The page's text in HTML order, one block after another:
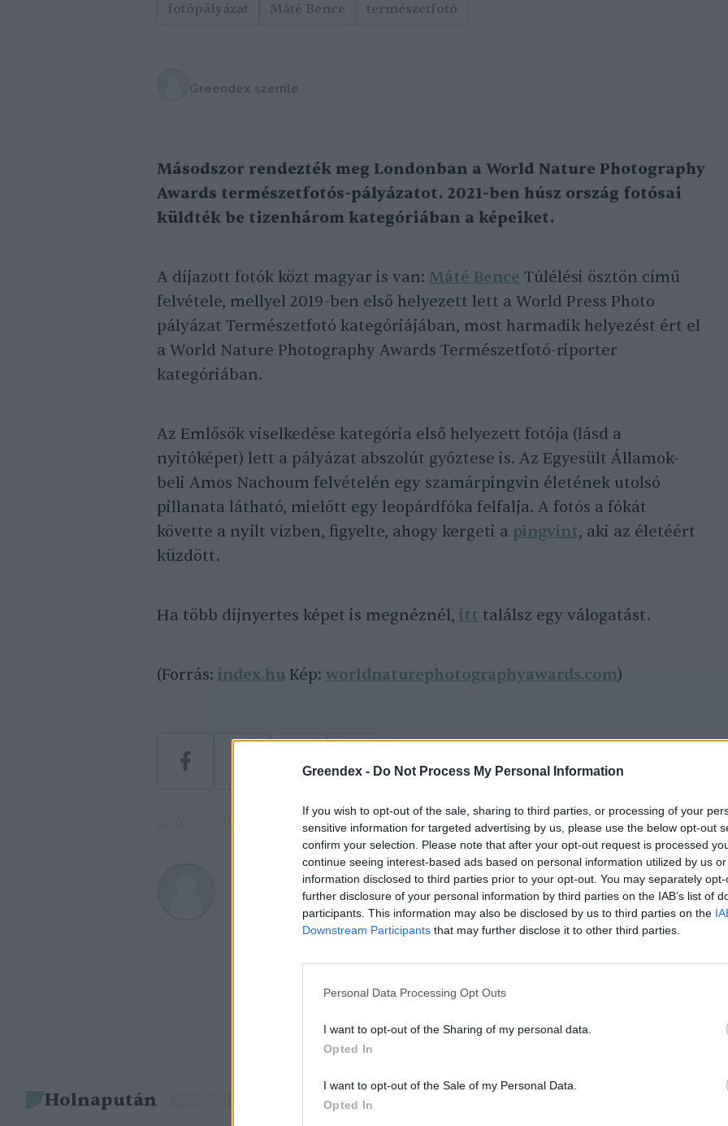
Greendex - Do Not Process My Personal Information
If you wish to opt-out of the sale, sharing to third parties, or processing of your
sensitive information for targeted advertising by us, please use the below opt-out
confirm your selection. Please note that after your opt-out request is processed
continue seeing interest-based ads based on personal information utilized by us
information disclosed to third parties prior to your opt-out. You may separately
further disclosure of your personal information by third parties on the IAB’s list of
participants. This information may also be disclosed by us to third parties on the
Downstream Participants that may further disclose it to other third parties.
Personal Data Processing Opt Outs
I want to opt-out of the Sharing of my personal data.
Opted In
I want to opt-out of the Sale of my Personal Data.
Opted In
fotópályázat Máté Bence természetfotó
Greendex szemle
Másodszor rendezték meg Londonban a World Nature Photography
Awards természetfotós-pályázatot. 2021-ben húsz ország fotósai
küldték be tizenhárom kategóriában a képeiket.
A díjazott fotók közt magyar is van: Máté Bence Túlélési ösztön című
felvétele, mellyel 2019-ben első helyezett lett a World Press Photo
pályázat Természetfotó kategóriájában, most harmadik helyezést ért el
a World Nature Photography Awards Természetfotó-riporter
kategóriában.
Az Emlősök viselkedése kategória első helyezett fotója (lásd a
nyitóképet) lett a pályázat abszolút győztese is. Az Egyesült Államok-
beli Amos Nachoum felvételén egy szamárpingvin életének utolsó
pillanata látható, mielőtt egy leopárdfóka felfalja. A fotós a fókát
követte a nyílt vízben, figyelte, ahogy kergeti a pingvint, aki az életéért
küzdött.
Ha több díjnyertes képet is megnéznél, itt találsz egy válogatást.
(Forrás: index.hu Kép: worldnaturephotographyawards.com)
Greendex szemle
A szerző további cikkei
Holnapután